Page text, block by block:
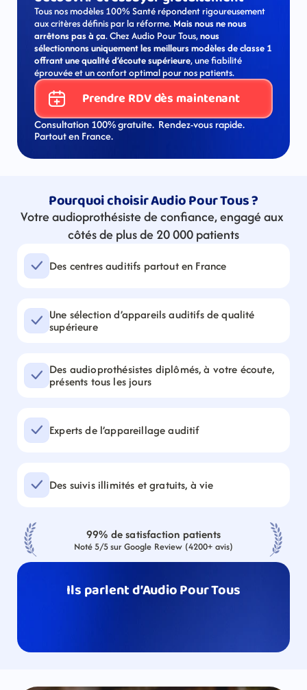
Tous nos modèles 100% Santé répondent rigoureusement
aux critères définis par la réforme. Mais nous ne nous
arrêtons pas à ça. Chez Audio Pour Tous, nous
sélectionnons uniquement les meilleurs modèles de classe 1
offrant une qualité d’écoute supérieure, une fiabilité
éprouvée et un confort optimal pour nos patients.
Prendre RDV dès maintenant
Consultation 100% gratuite.  Rendez-vous rapide.
Partout en France.
Pourquoi choisir Audio Pour Tous ?
Votre audioprothésiste de confiance, engagé aux
côtés de plus de 20 000 patients
Des centres auditifs partout en France
Une sélection d’appareils auditifs de qualité
supérieure
Des audioprothésistes diplômés, à votre écoute,
présents tous les jours
Experts de l’appareillage auditif
Des suivis illimités et gratuits, à vie
99% de satisfaction patients
Noté 5/5 sur Google Review (4200+ avis)
Ils parlent d’Audio Pour Tous